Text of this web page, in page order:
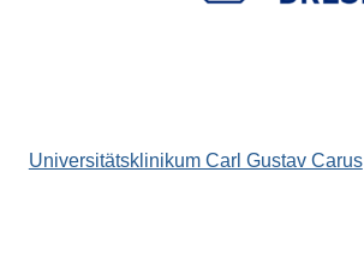
Universitätsklinikum Carl Gustav Carus